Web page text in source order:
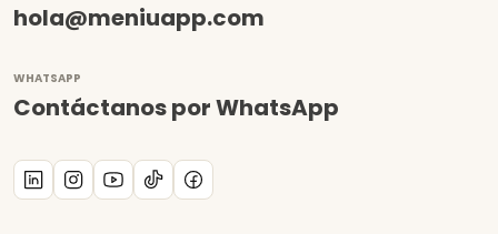
hola@meniuapp.com
WHATSAPP
Contáctanos por WhatsApp